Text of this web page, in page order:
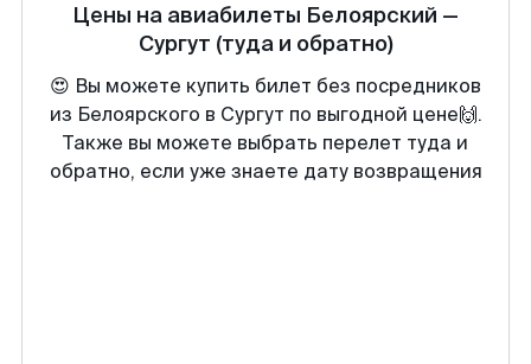
Цены на авиабилеты Белоярский —
Сургут (туда и обратно)
😍 Вы можете купить билет без посредников
из Белоярского в Сургут по выгодной цене🙌.
Также вы можете выбрать перелет туда и
обратно, если уже знаете дату возвращения